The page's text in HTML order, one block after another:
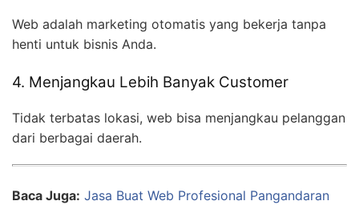
Web adalah marketing otomatis yang bekerja tanpa
henti untuk bisnis Anda.
4. Menjangkau Lebih Banyak Customer
Tidak terbatas lokasi, web bisa menjangkau pelanggan
dari berbagai daerah.
Baca Juga: Jasa Buat Web Profesional Pangandaran